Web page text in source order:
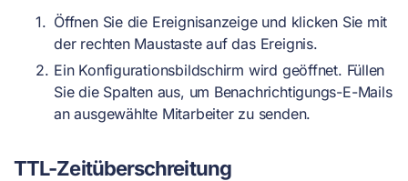
Öffnen Sie die Ereignisanzeige und klicken Sie mit
der rechten Maustaste auf das Ereignis.
Ein Konfigurationsbildschirm wird geöffnet. Füllen
Sie die Spalten aus, um Benachrichtigungs-E-Mails
an ausgewählte Mitarbeiter zu senden.
TTL-Zeitüberschreitung